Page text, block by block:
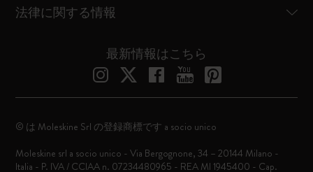
法律に関する情報
最新情報はこちら
© は Moleskine Srl の登録商標です a socio unico
Moleskine srl a socio unico - Via Bergognone, 34 – 20144 Milano -
Italia - P. IVA / CCIAA n. 07234480965 - REA MI 1945400 - Cap.